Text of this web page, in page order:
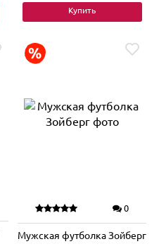
Купить
0
Мужская футболка Зойберг